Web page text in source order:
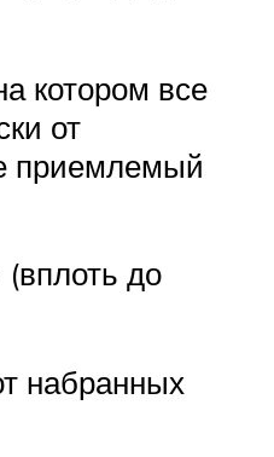
котором все
от
приемлемый
до
набранных